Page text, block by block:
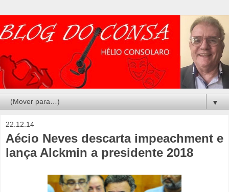
▼
22.12.14
Aécio Neves descarta impeachment e
lança Alckmin a presidente 2018